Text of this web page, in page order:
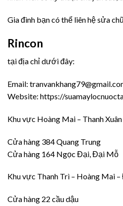
Gia đình bạn có thể liên hệ sửa
Rincon
tại địa chỉ dưới đây:
Email:
Website: https://
Khu vực Hoàng Mai – Thanh
Cửa hàng 384 Quang Trung
Cửa hàng 164 Ngọc Đại, Đại Mỗ
Khu vực Thanh Trì – Hoàng Mai
Cửa hàng 22 cầu dậu